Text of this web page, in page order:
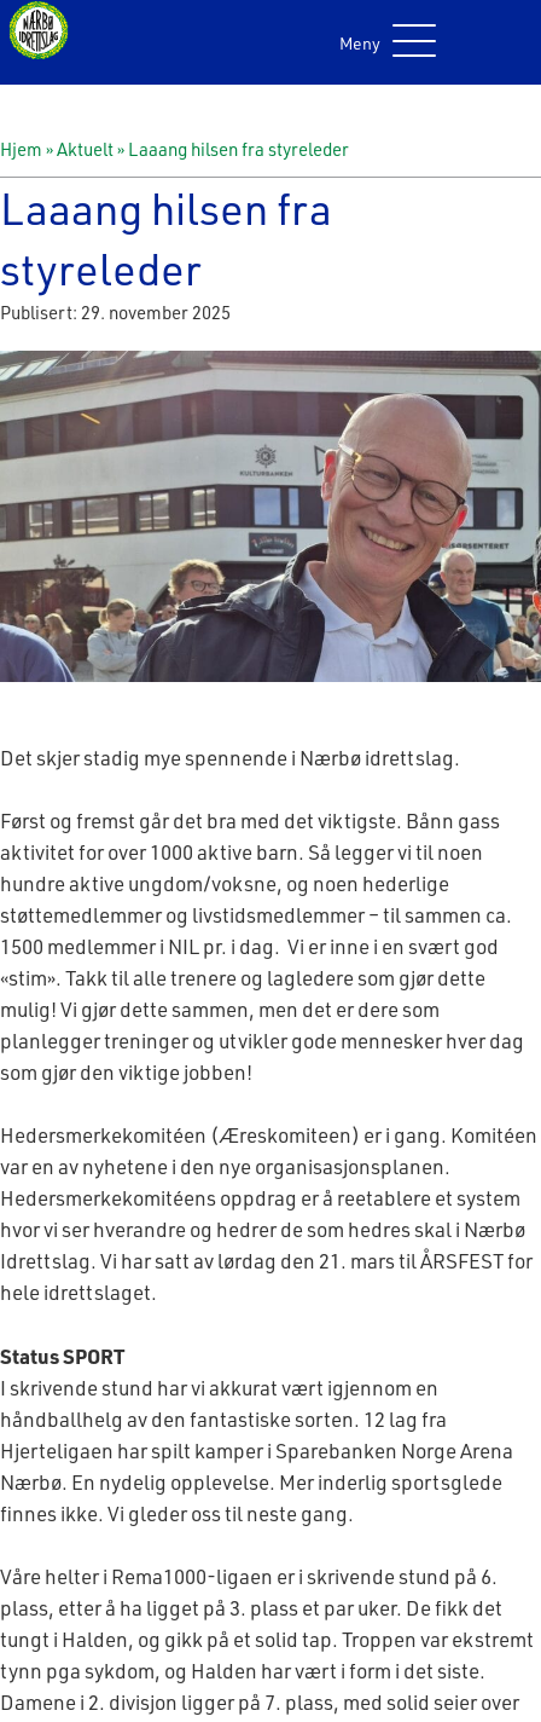
Meny
Hjem »Aktuelt» Laaang hilsen fra styreleder
Laaang hilsen fra
styreleder
Publisert: 29. november 2025
Det skjer stadig mye spennende i Nærbø idrettslag.
Først og fremst går det bra med det viktigste. Bånn gass
aktivitet for over 1000 aktive barn. Så legger vi til noen
hundre aktive ungdom/voksne, og noen hederlige
støttemedlemmer og livstidsmedlemmer – til sammen ca.
1500 medlemmer i NIL pr. i dag. Vi er inne i en svært god
«stim». Takk til alle trenere og lagledere som gjør dette
mulig! Vi gjør dette sammen, men det er dere som
planlegger treninger og utvikler gode mennesker hver dag
som gjør den viktige jobben!
Hedersmerkekomitéen (Æreskomiteen) er i gang. Komitéen
var en av nyhetene i den nye organisasjonsplanen.
Hedersmerkekomitéens oppdrag er å reetablere et system
hvor vi ser hverandre og hedrer de som hedres skal i Nærbø
Idrettslag. Vi har satt av lørdag den 21. mars til ÅRSFEST for
hele idrettslaget.
Status SPORT
I skrivende stund har vi akkurat vært igjennom en
håndballhelg av den fantastiske sorten. 12 lag fra
Hjerteligaen har spilt kamper i Sparebanken Norge Arena
Nærbø. En nydelig opplevelse. Mer inderlig sportsglede
finnes ikke. Vi gleder oss til neste gang.
Våre helter i Rema1000-ligaen er i skrivende stund på 6.
plass, etter å ha ligget på 3. plass et par uker. De fikk det
tungt i Halden, og gikk på et solid tap. Troppen var ekstremt
tynn pga sykdom, og Halden har vært i form i det siste.
Damene i 2. divisjon ligger på 7. plass, med solid seier over